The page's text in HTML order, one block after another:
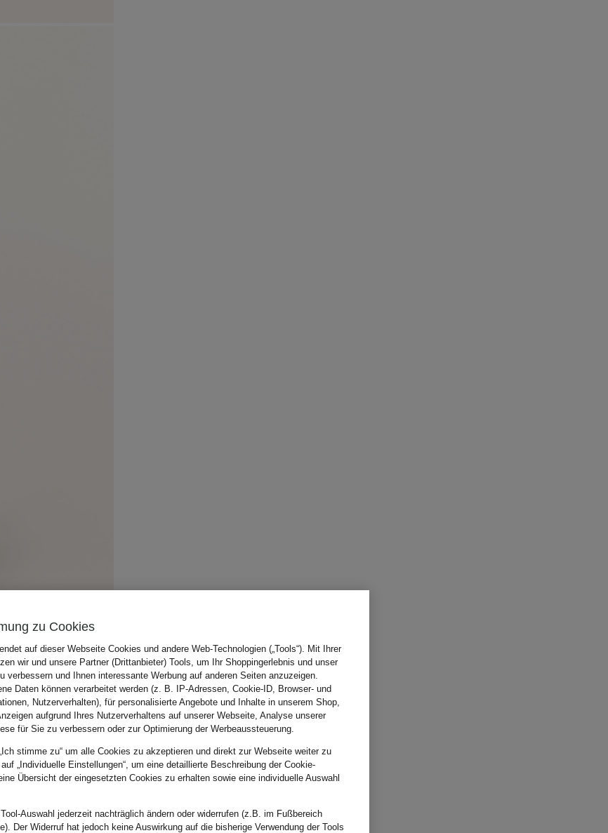
zu Cookies
auf dieser Webseite Cookies und andere Web-Technologien („Tools“). Mit Ihrer
wir und unsere Partner (Drittanbieter) Tools, um Ihr Shoppingerlebnis und unser
verbessern und Ihnen interessante Werbung auf anderen Seiten anzuzeigen.
Daten können verarbeitet werden (z. B. IP-Adressen, Cookie-ID, Browser- und
Nutzerverhalten), für personalisierte Angebote und Inhalte in unserem Shop,
aufgrund Ihres Nutzerverhaltens auf unserer Webseite, Analyse unserer
für Sie zu verbessern oder zur Optimierung der Werbeaussteuerung.
stimme zu“ um alle Cookies zu akzeptieren und direkt zur Webseite weiter zu
„Individuelle Einstellungen“, um eine detaillierte Beschreibung der Cookie-
Übersicht der eingesetzten Cookies zu erhalten sowie eine individuelle Auswahl
Auswahl jederzeit nachträglich ändern oder widerrufen (z.B. im Fußbereich
Der Widerruf hat jedoch keine Auswirkung auf die bisherige Verwendung der Tools